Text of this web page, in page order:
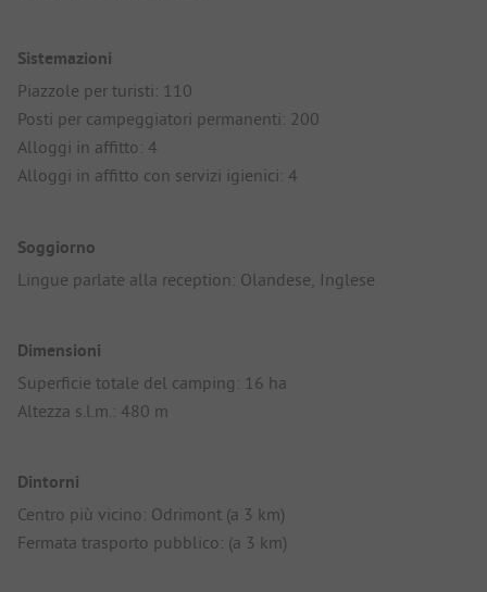
Sistemazioni
Piazzole per turisti: 110
Posti per campeggiatori permanenti: 200
Alloggi in affitto: 4
Alloggi in affitto con servizi igienici: 4
Soggiorno
Lingue parlate alla reception: Olandese, Inglese
Dimensioni
Superficie totale del camping: 16 ha
Altezza s.l.m.: 480 m
Dintorni
Centro più vicino: Odrimont (a 3 km)
Fermata trasporto pubblico: (a 3 km)